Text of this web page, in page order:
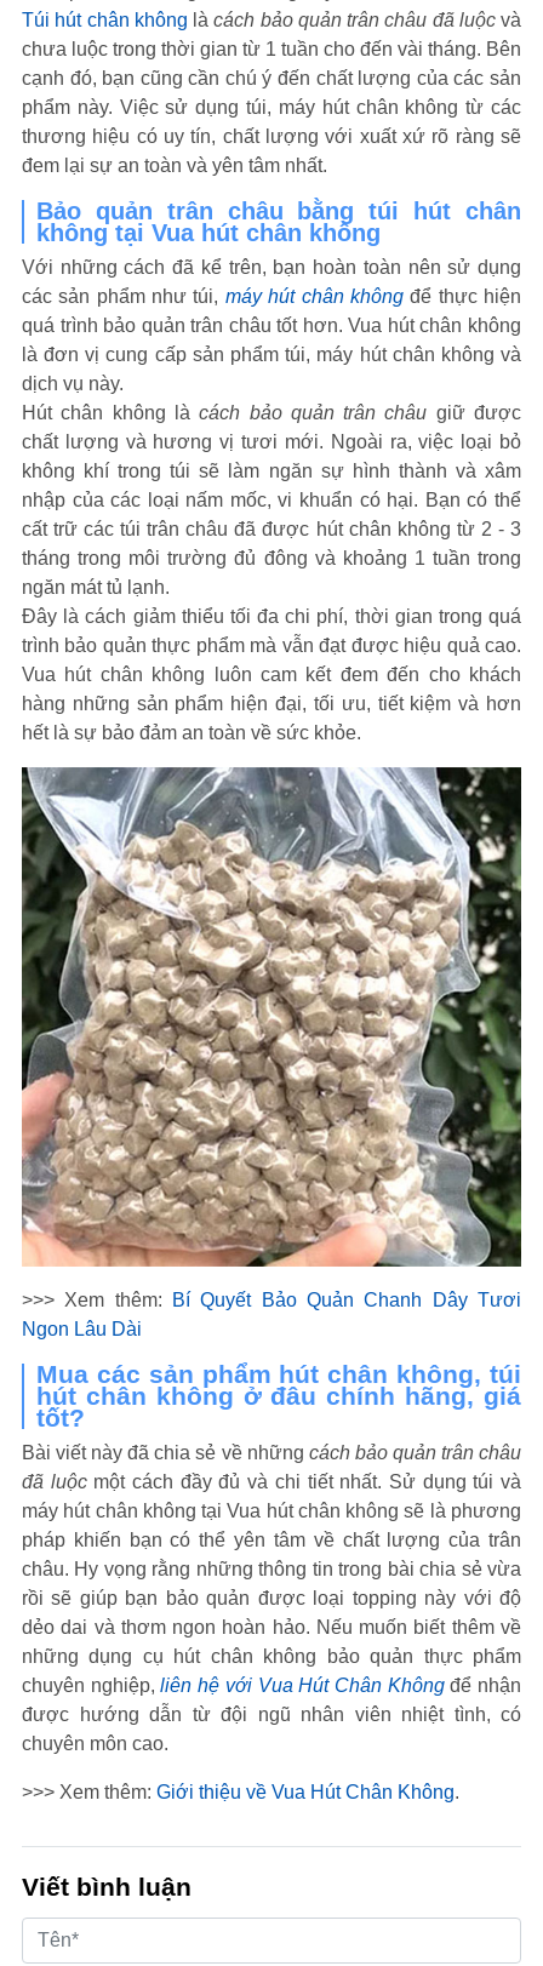
Túi hút chân không làcách bảo quản trân châu đã luộcvà
chưa luộc trong thời gian từ 1 tuần cho đến vài tháng. Bên
cạnh đó, bạn cũng cần chú ý đến chất lượng của các sản
phẩm này. Việc sử dụng túi, máy hút chân không từ các
thương hiệu có uy tín, chất lượng với xuất xứ rõ ràng sẽ
đem lại sự an toàn và yên tâm nhất.
Bảo quản trân châu bằng túi hút chân
không tại Vua hút chân không
Với những cách đã kể trên, bạn hoàn toàn nên sử dụng
các sản phẩm như túi, máy hút chân khôngđể thực hiện
quá trình bảo quản trân châu tốt hơn. Vua hút chân không
là đơn vị cung cấp sản phẩm túi, máy hút chân không và
dịch vụ này.
Hút chân không làcách bảo quản trân châu giữ được
chất lượng và hương vị tươi mới. Ngoài ra, việc loại bỏ
không khí trong túi sẽ làm ngăn sự hình thành và xâm
nhập của các loại nấm mốc, vi khuẩn có hại. Bạn có thể
cất trữ các túi trân châu đã được hút chân không từ 2 - 3
tháng trong môi trường đủ đông và khoảng 1 tuần trong
ngăn mát tủ lạnh.
Đây là cách giảm thiểu tối đa chi phí, thời gian trong quá
trình bảo quản thực phẩm mà vẫn đạt được hiệu quả cao.
Vua hút chân không luôn cam kết đem đến cho khách
hàng những sản phẩm hiện đại, tối ưu, tiết kiệm và hơn
hết là sự bảo đảm an toàn về sức khỏe.
>>> Xem thêm:
Bí Quyết Bảo Quản Chanh Dây Tươi
Ngon Lâu Dài
Mua các sản phẩm hút chân không, túi
hút chân không ở đâu chính hãng, giá
tốt?
Bài viết này đã chia sẻ về những cách bảo quản trân châu
đã luộcmột cách đầy đủ và chi tiết nhất. Sử dụng túi và
máy hút chân không tại Vua hút chân không sẽ là phương
pháp khiến bạn có thể yên tâm về chất lượng của trân
châu. Hy vọng rằng những thông tin trong bài chia sẻ vừa
rồi sẽ giúp bạn bảo quản được loại topping này với độ
dẻo dai và thơm ngon hoàn hảo. Nếu muốn biết thêm về
những dụng cụ hút chân không bảo quản thực phẩm
chuyên nghiệp,liên hệ với Vua Hút Chân Khôngđể nhận
được hướng dẫn từ đội ngũ nhân viên nhiệt tình, có
chuyên môn cao.
>>> Xem thêm: Giới thiệu về Vua Hút Chân Không.
Viết bình luận